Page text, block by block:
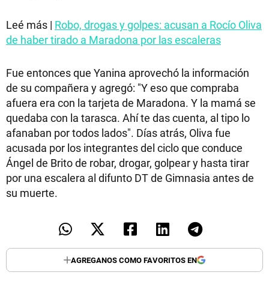
Leé más | Robo, drogas y golpes: acusan a Rocío Oliva
de haber tirado a Maradona por las escaleras
Fue entonces que Yanina aprovechó la información
de su compañera y agregó: "Y eso que compraba
afuera era con la tarjeta de Maradona. Y la mamá se
quedaba con la tarasca. Ahí te das cuenta, al tipo lo
afanaban por todos lados". Días atrás, Oliva fue
acusada por los integrantes del ciclo que conduce
Ángel de Brito de robar, drogar, golpear y hasta tirar
por una escalera al difunto DT de Gimnasia antes de
su muerte.
AGREGANOS COMO FAVORITOS EN